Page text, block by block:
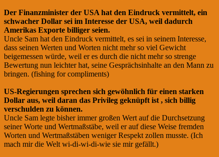
Der Finanzminister der USA hat den Eindruck vermittelt, ein
schwacher Dollar sei im Interesse der USA, weil dadurch
Amerikas Exporte billiger seien.
Uncle Sam hat den Eindruck vermittelt, es sei in seinem Interesse,
dass seinen Werten und Worten nicht mehr so viel Gewicht
beigemessen würde, weil er es durch die nicht mehr so strenge
Bewertung nun leichter hat, seine Gesprächsinhalte an den Mann zu
bringen. (fishing for compliments)
US-Regierungen sprechen sich gewöhnlich für einen starken
Dollar aus, weil daran das Privileg geknüpft ist , sich billig
verschulden zu können.
Uncle Sam legte bisher immer großen Wert auf die Durchsetzung
seiner Worte und Wertmaßstäbe, weil er auf diese Weise fremden
Worten und Wertmaßstäben weniger Respekt zollen musste. (Ich
mach mir die Welt wi-di-wi-di-wie sie mir gefällt.)